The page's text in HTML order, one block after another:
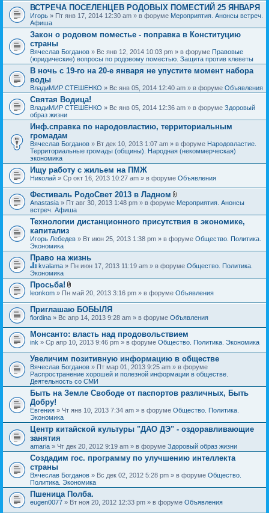
ВСТРЕЧА ПОСЕЛЕНЦЕВ РОДОВЫХ ПОМЕСТИЙ 25 ЯНВАРЯ
Игорь » Пт янв 17, 2014 12:30 am » в форуме Мероприятия. Анонсы встреч.
Афиша
Закон о родовом поместье - поправка в Конституцию
страны
Вячеслав Богданов » Вс янв 12, 2014 10:03 pm » в форуме Правовые
(юридические) вопросы по родовому поместью. Защита против клеветы
В ночь с 19-го на 20-е января не упустите момент набора
воды
ВладиМИР СТЕШЕНКО » Вс янв 05, 2014 12:40 am » в форуме Объявления
Святая Водица!
ВладиМИР СТЕШЕНКО » Вс янв 05, 2014 12:36 am » в форуме Здоровый
образ жизни
Инф.справка по народовластию, территориальным
громадам
Вячеслав Богданов » Вт дек 10, 2013 1:07 am » в форуме Народовластие.
Территориальные громады (общины). Народная (некоммерческая)
экономика
Ищу работу с жильем на ПМЖ
Николай » Ср окт 16, 2013 10:27 am » в форуме Объявления
Фестиваль РодоСвет 2013 в Ладном
В
о
ж
н
и
я
Anastasia » Пт авг 30, 2013 1:48 pm » в форуме Мероприятия. Анонсы
встреч. Афиша
Технологии дистанционного присутствия в экономике,
капитализ
Игорь Лебедев » Вт июн 25, 2013 1:38 pm » в форуме Общество. Политика.
Экономика
Право на жизнь
Д
а
н
н
я
т
е
м
а
с
о
д
е
р
ж
и
т
о
п
р
о
с
.
kvalama » Пн июн 17, 2013 11:19 am » в форуме Общество. Политика.
Экономика
Просьба!
В
о
ж
е
н
и
я
leonkom » Пн май 20, 2013 3:16 pm » в форуме Объявления
Приглашаю БОБЫЛЯ
fiordina » Вс апр 14, 2013 9:28 am » в форуме Объявления
Монсанто: власть над продовольствием
ink » Ср апр 10, 2013 9:46 pm » в форуме Общество. Политика. Экономика
Увеличим позитивную информацию в обществе
Вячеслав Богданов » Пт мар 01, 2013 9:25 am » в форуме
Распространение хорошей и полезной информации в обществе.
Деятельность со СМИ
Быть на Земле Свободе от паспортов различных, Быть
Добру!
Евгения » Чт янв 10, 2013 7:34 am » в форуме Общество. Политика.
Экономика
Центр китайской культуры "ДАО ДЭ" - оздоравливающие
занятия
amaria » Чт дек 20, 2012 9:19 am » в форуме Здоровый образ жизни
Создадим гос. программу по улучшению интеллекта
страны
Вячеслав Богданов » Вс дек 02, 2012 5:28 pm » в форуме Общество.
Политика. Экономика
Пшеница Полба.
eugen0077 » Вт ноя 20, 2012 12:33 pm » в форуме Объявления